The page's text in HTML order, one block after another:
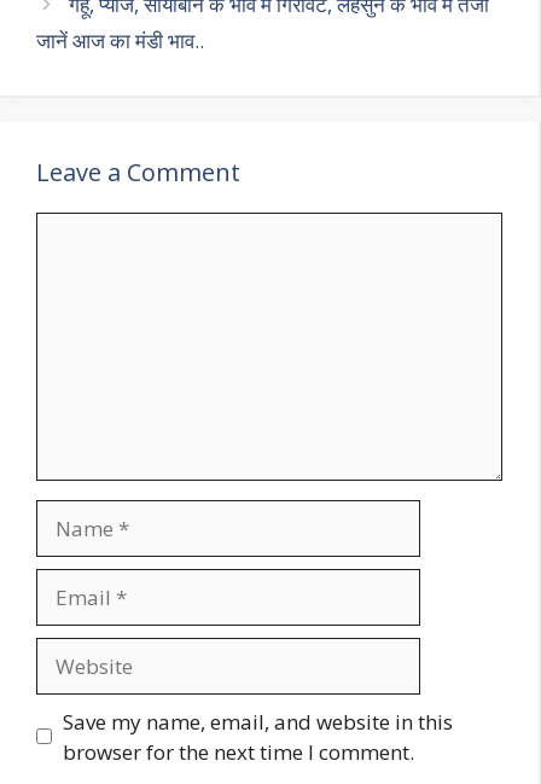
जानें आज का मंडी भाव..
Leave a Comment
Save my name, email, and website in this
browser for the next time I comment.